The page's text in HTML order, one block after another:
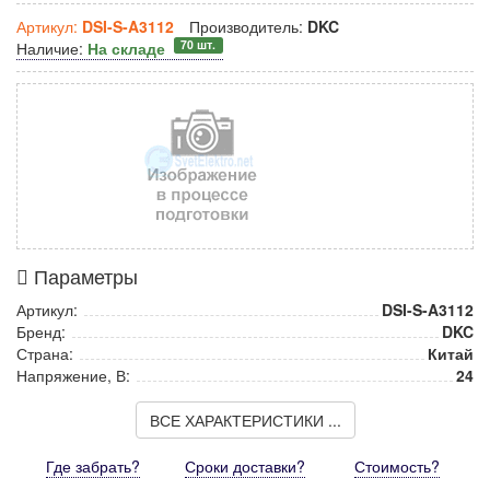
Артикул: DSI-S-A3112 Производитель: DKC
Наличие: На складе 70 шт.
Параметры
Артикул:
DSI-S-A3112
Бренд:
DKC
Страна:
Китай
Напряжение, В:
24
ВСЕ ХАРАКТЕРИСТИКИ ...
Где забрать? Сроки доставки? Стоимость?